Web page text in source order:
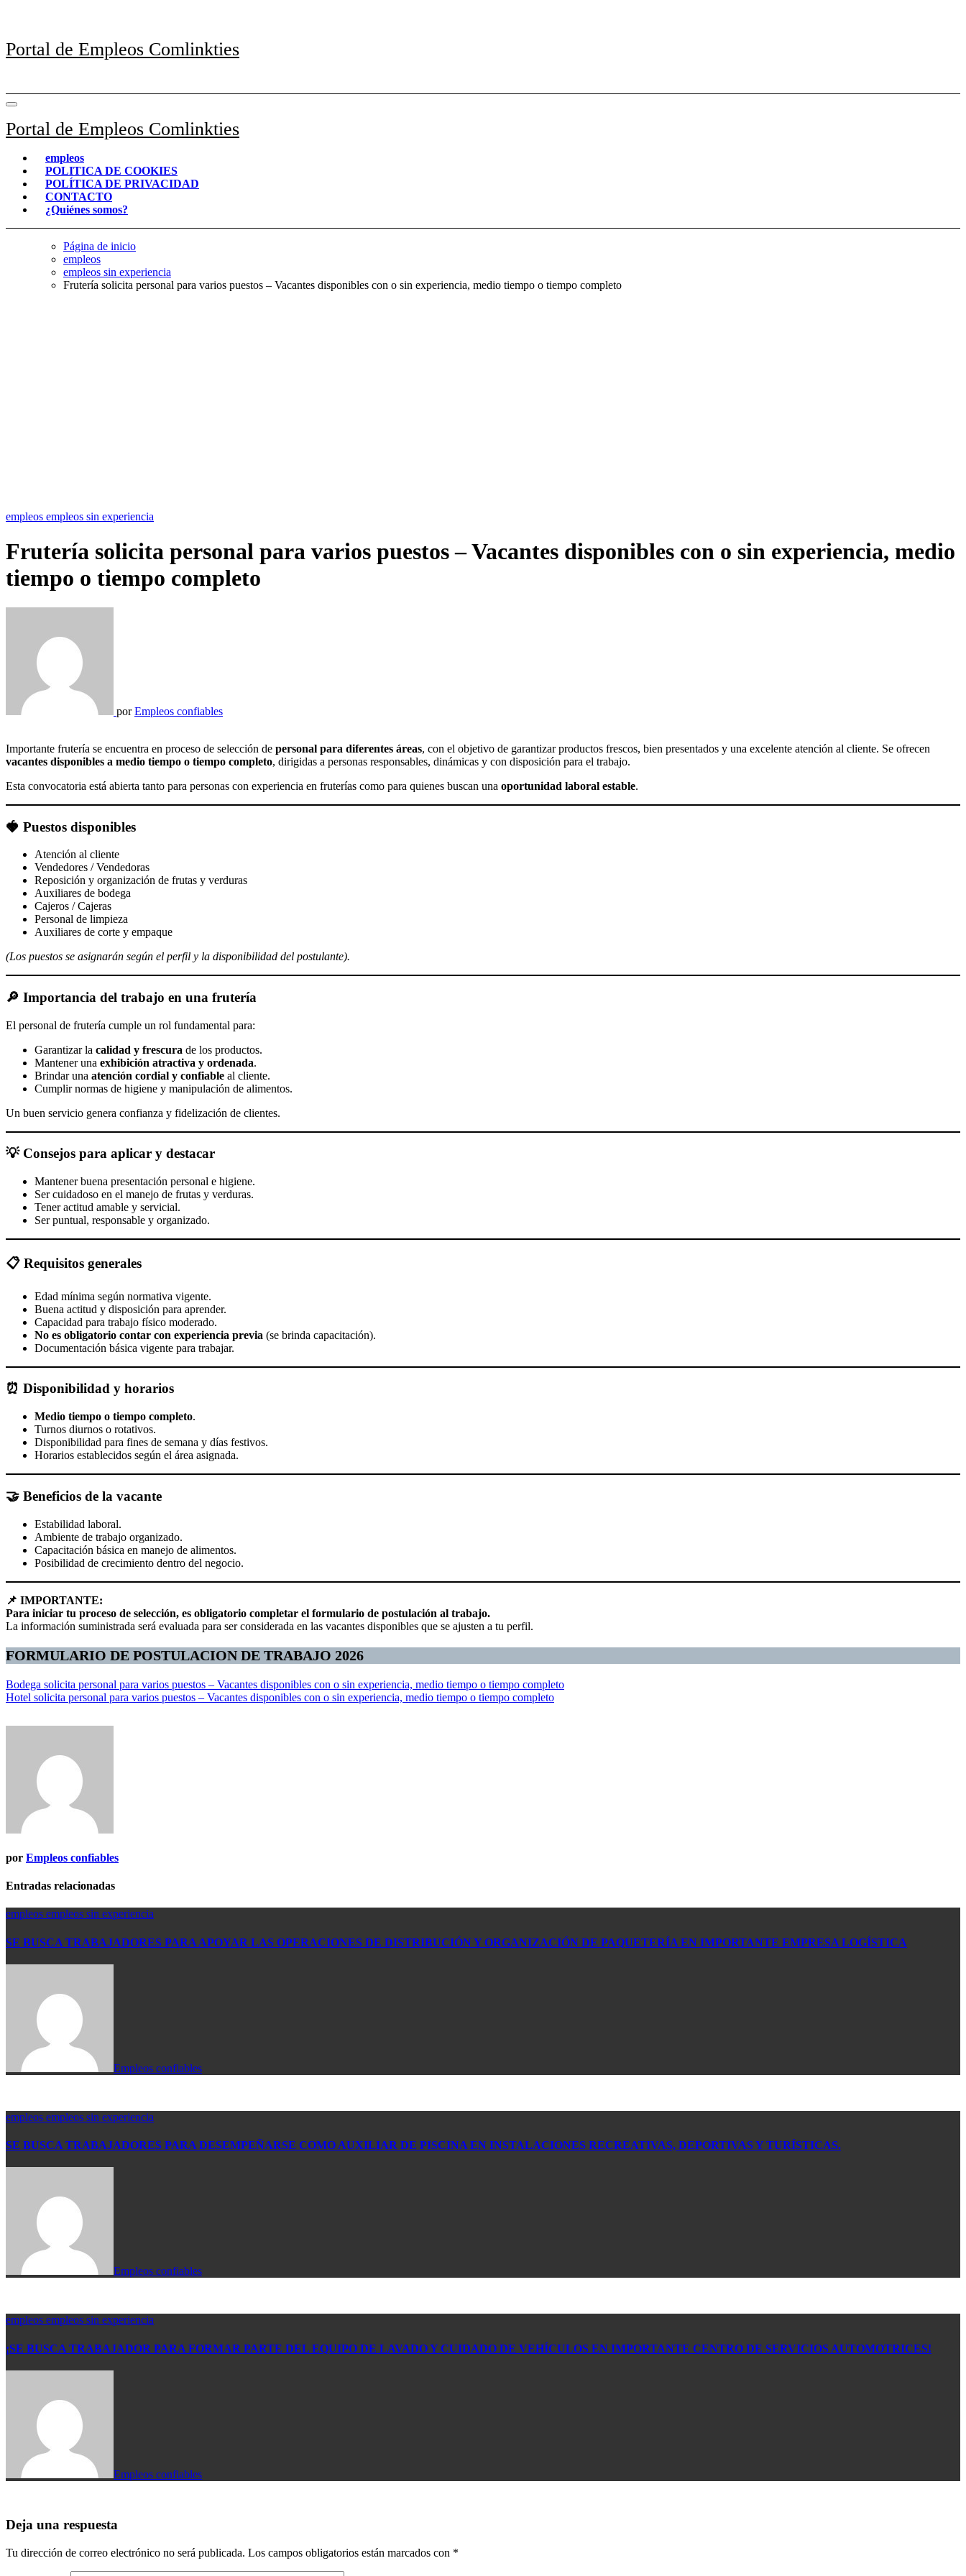
Portal de Empleos Comlinkties
Portal de Empleos Comlinkties
empleos
POLITICA DE COOKIES
POLÍTICA DE PRIVACIDAD
CONTACTO
¿Quiénes somos?
Página de inicio
empleos
empleos sin experiencia
Frutería solicita personal para varios puestos – Vacantes disponibles con o sin experiencia, medio tiempo o tiempo completo
empleos empleos sin experiencia
Frutería solicita personal para varios puestos – Vacantes disponibles con o sin experiencia, medio
tiempo o tiempo completo
porEmpleos confiables
Importante frutería se encuentra en proceso de selección de personal para diferentes áreas, con el objetivo de garantizar productos frescos, bien presentados y una excelente atención al cliente. Se ofrecen
vacantes disponibles a medio tiempo o tiempo completo, dirigidas a personas responsables, dinámicas y con disposición para el trabajo.
Esta convocatoria está abierta tanto para personas con experiencia en fruterías como para quienes buscan una oportunidad laboral estable.
🍓 Puestos disponibles
Atención al cliente
Vendedores / Vendedoras
Reposición y organización de frutas y verduras
Auxiliares de bodega
Cajeros / Cajeras
Personal de limpieza
Auxiliares de corte y empaque
(Los puestos se asignarán según el perfil y la disponibilidad del postulante).
🔎 Importancia del trabajo en una frutería
El personal de frutería cumple un rol fundamental para:
Garantizar la calidad y frescura de los productos.
Mantener una exhibición atractiva y ordenada.
Brindar una atención cordial y confiable al cliente.
Cumplir normas de higiene y manipulación de alimentos.
Un buen servicio genera confianza y fidelización de clientes.
💡 Consejos para aplicar y destacar
Mantener buena presentación personal e higiene.
Ser cuidadoso en el manejo de frutas y verduras.
Tener actitud amable y servicial.
Ser puntual, responsable y organizado.
📋 Requisitos generales
Edad mínima según normativa vigente.
Buena actitud y disposición para aprender.
Capacidad para trabajo físico moderado.
No es obligatorio contar con experiencia previa (se brinda capacitación).
Documentación básica vigente para trabajar.
⏰ Disponibilidad y horarios
Medio tiempo o tiempo completo.
Turnos diurnos o rotativos.
Disponibilidad para fines de semana y días festivos.
Horarios establecidos según el área asignada.
🤝 Beneficios de la vacante
Estabilidad laboral.
Ambiente de trabajo organizado.
Capacitación básica en manejo de alimentos.
Posibilidad de crecimiento dentro del negocio.
📌 IMPORTANTE:
Para iniciar tu proceso de selección, es obligatorio completar el formulario de postulación al trabajo.
La información suministrada será evaluada para ser considerada en las vacantes disponibles que se ajusten a tu perfil.
FORMULARIO DE POSTULACION DE TRABAJO 2026
Navegación
de
entradas
Bodega solicita personal para varios puestos – Vacantes disponibles con o sin experiencia, medio tiempo o tiempo completo
Hotel solicita personal para varios puestos – Vacantes disponibles con o sin experiencia, medio tiempo o tiempo completo
por Empleos confiables
Entradas relacionadas
empleos empleos sin experiencia
SE BUSCA TRABAJADORES PARA APOYAR LAS OPERACIONES DE DISTRIBUCIÓN Y ORGANIZACIÓN DE PAQUETERÍA EN IMPORTANTE EMPRESA LOGÍSTICA
Empleos confiables
empleos empleos sin experiencia
SE BUSCA TRABAJADORES PARA DESEMPEÑARSE COMO AUXILIAR DE PISCINA EN INSTALACIONES RECREATIVAS, DEPORTIVAS Y TURÍSTICAS.
Empleos confiables
empleos empleos sin experiencia
¡SE BUSCA TRABAJADOR PARA FORMAR PARTE DEL EQUIPO DE LAVADO Y CUIDADO DE VEHÍCULOS EN IMPORTANTE CENTRO DE SERVICIOS AUTOMOTRICES!
Empleos confiables
Deja una respuesta
Tu dirección de correo electrónico no será publicada. Los campos obligatorios están marcados con *